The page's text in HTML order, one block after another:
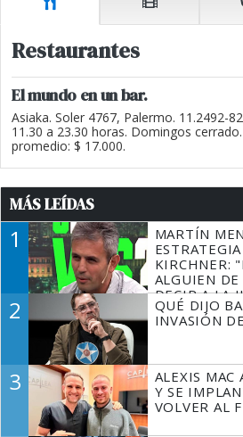
Restaurantes
El mundo en un bar.
Asiaka. Soler 4767, Palermo. 11.2492-
11.30 a 23.30 horas. Domingos
promedio: $ 17.000.
MÁS LEÍDAS
1
MARTÍN
KIRCHNER:
ALGUIEN
DECIR A LA
TIENE QUE
2
QUÉ DIJO
INVASIÓN
3
ALEXIS MAC
Y SE
VOLVER AL